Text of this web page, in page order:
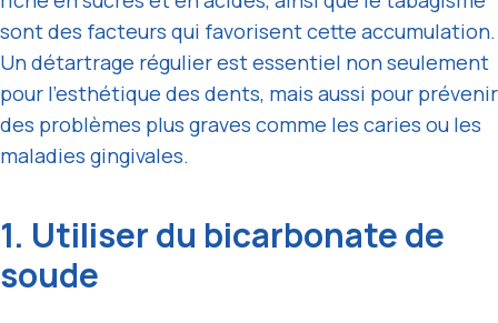
sont des facteurs qui favorisent cette accumulation.
Un détartrage régulier est essentiel non seulement
pour l’esthétique des dents, mais aussi pour prévenir
des problèmes plus graves comme les caries ou les
maladies gingivales.
1. Utiliser du bicarbonate de
soude